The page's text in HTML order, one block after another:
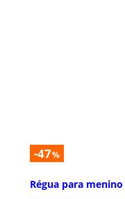
-47%
Régua para